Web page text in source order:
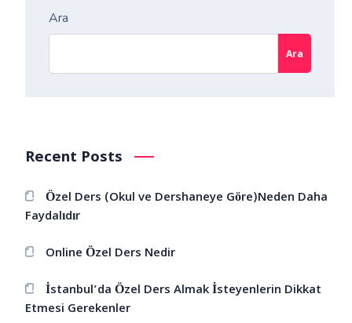
Ara
Ara
Recent Posts
Özel Ders (Okul ve Dershaneye Göre)Neden Daha
Faydalıdır
Online Özel Ders Nedir
İstanbul’da Özel Ders Almak İsteyenlerin Dikkat
Etmesi Gerekenler